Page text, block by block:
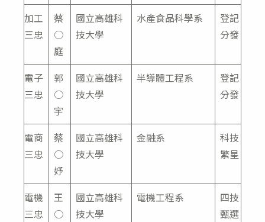
加工
三忠
蔡
○
庭
國立高雄科
技大學
水產食品科學系
登記
分發
電子
三忠
郭
○
宇
國立高雄科
技大學
半導體工程系
登記
分發
電商
三忠
蔡
○
妤
國立高雄科
技大學
金融系
科技
繁星
電機
三忠
王
○
國立高雄科
技大學
電機工程系
四技
甄選